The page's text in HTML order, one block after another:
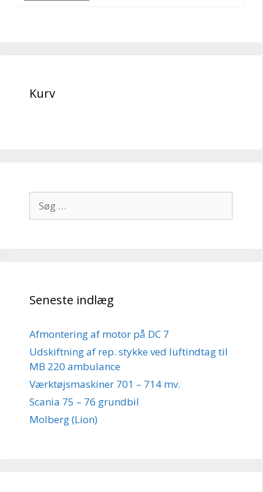
Kurv
efter:
Seneste indlæg
Afmontering af motor på DC 7
Udskiftning af rep. stykke ved luftindtag til
MB 220 ambulance
Værktøjsmaskiner 701 – 714 mv.
Scania 75 – 76 grundbil
Molberg (Lion)